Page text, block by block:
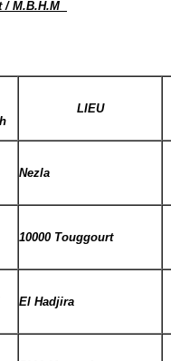
/ M.B.H.M
LIEU
Nezla
10000 Touggourt
El Hadjira